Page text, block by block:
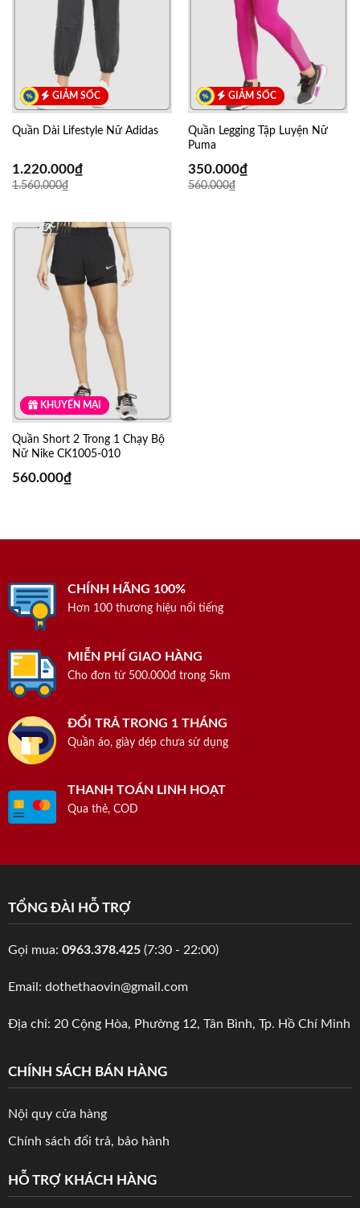
GIẢM SỐC
Quần Dài Lifestyle Nữ Adidas
1.560.000₫
1.220.000₫
GIẢM SỐC
Quần Legging Tập Luyện Nữ
Puma
560.000₫
350.000₫
GIẢM SỐC
KHUYẾN MẠI
Quần Short 2 Trong 1 Chạy Bộ
Nữ Nike CK1005-010
560.000₫
CHÍNH HÃNG 100%
Hơn 100 thương hiệu nổi tiếng
MIỄN PHÍ GIAO HÀNG
Cho đơn từ 500.000đ trong 5km
ĐỔI TRẢ TRONG 1 THÁNG
Quần áo, giày dép chưa sử dụng
THANH TOÁN LINH HOẠT
Qua thẻ, COD
TỔNG ĐÀI HỖ TRỢ
Gọi mua: 0963.378.425(7:30 - 22:00)
Email: dothethaovin@gmail.com
Địa chỉ: 20 Cộng Hòa, Phường 12, Tân Bình, Tp. Hồ Chí Minh
CHÍNH SÁCH BÁN HÀNG
Nội quy cửa hàng
Chính sách đổi trả, bảo hành
HỖ TRỢ KHÁCH HÀNG